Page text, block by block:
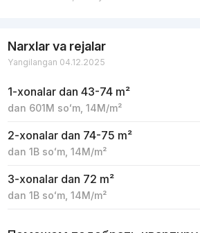
Narxlar va rejalar
Yangilangan 04.12.2025
1-xonalar dan 43-74 m²
dan 601M soʻm, 14M/m²
2-xonalar dan 74-75 m²
dan 1B soʻm, 14M/m²
3-xonalar dan 72 m²
dan 1B soʻm, 14M/m²